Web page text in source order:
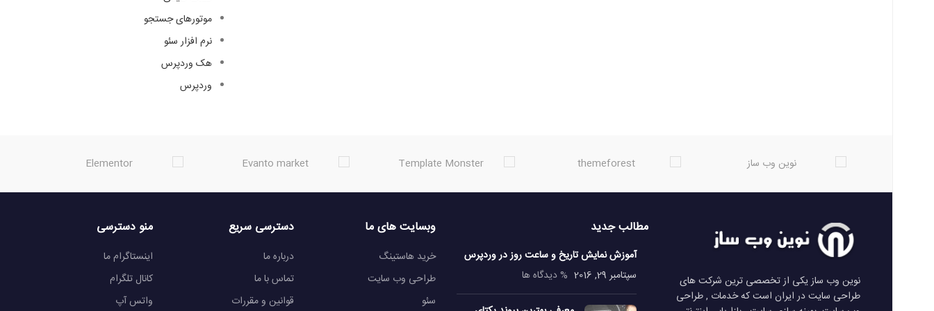
موتورهای جستجو
نرم افزار سئو
هک وردپرس
وردپرس
نوین وب ساز یکی از تخصصی ترین شرکت های
طراحی سایت در ایران است که خدمات , طراحی
مطالب جدید
آموزش نمایش تاریخ و ساعت روز در وردپرس
سپتامبر 29, 2016
% دیدگاه ها
وبسایت های ما
خرید هاستینگ
طراحی وب سایت
سئو
دسترسی سریع
درباره ما
تماس با ما
قوانین و مقررات
منو دسترسی
اینستاگرام ما
کانال تلگرام
واتس آپ